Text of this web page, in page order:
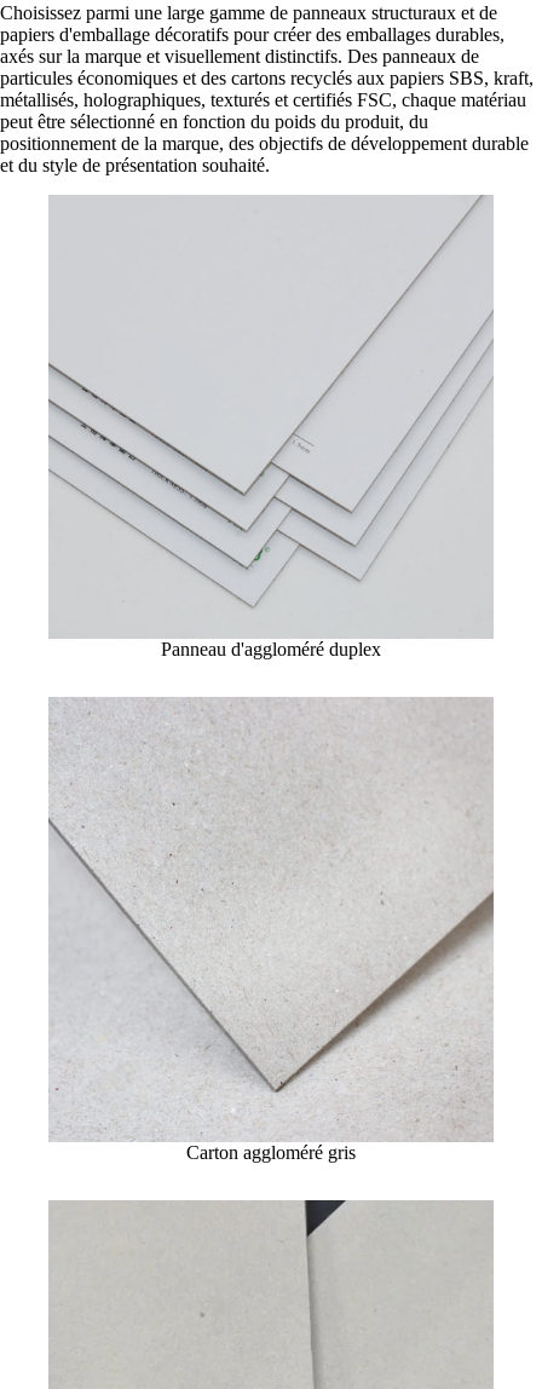
Choisissez parmi une large gamme de panneaux structuraux et de
papiers d'emballage décoratifs pour créer des emballages durables,
axés sur la marque et visuellement distinctifs. Des panneaux de
particules économiques et des cartons recyclés aux papiers SBS, kraft,
métallisés, holographiques, texturés et certifiés FSC, chaque matériau
peut être sélectionné en fonction du poids du produit, du
positionnement de la marque, des objectifs de développement durable
et du style de présentation souhaité.
Panneau d'aggloméré duplex
Carton aggloméré gris